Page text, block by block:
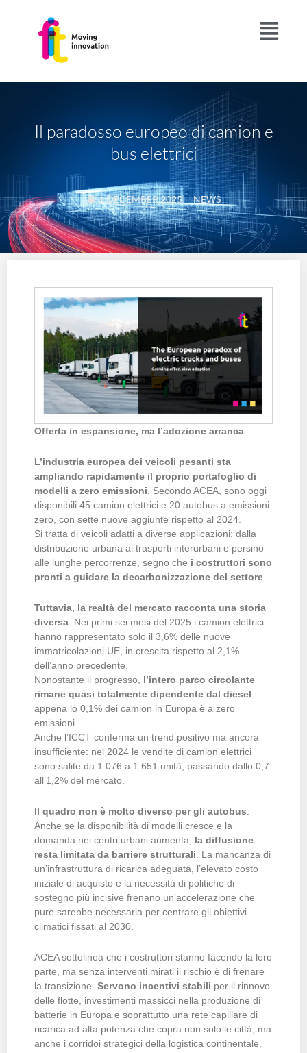
Il paradosso europeo di camion e
bus elettrici
1 DECEMBER 2025|NEWS
Offerta in espansione, ma l’adozione arranca
L’industria europea dei veicoli pesanti sta
ampliando rapidamente il proprio portafoglio di
modelli a zero emissioni . Secondo ACEA, sono oggi
disponibili 45 camion elettrici e 20 autobus a emissioni
zero, con sette nuove aggiunte rispetto al 2024.
Si tratta di veicoli adatti a diverse applicazioni: dalla
distribuzione urbana ai trasporti interurbani e persino
alle lunghe percorrenze, segno che i costruttori sono
pronti a guidare la decarbonizzazione del settore
Tuttavia, la realtà del mercato racconta una storia
diversa . Nei primi sei mesi del 2025 i camion elettrici
hanno rappresentato solo il 3,6% delle nuove
immatricolazioni UE, in crescita rispetto al 2,1%
dell’anno precedente.
Nonostante il progresso,
l’intero parco circolante
rimane quasi totalmente dipendente dal diesel :
appena lo 0,1% dei camion in Europa è a zero
emissioni.
Anche l’ICCT conferma un trend positivo ma ancora
insufficiente: nel 2024 le vendite di camion elettrici
sono salite da 1.076 a 1.651 unità, passando dallo 0,7
all’1,2% del mercato.
Il quadro non è molto diverso per gli autobus
Anche se la disponibilità di modelli cresce e la
domanda nei centri urbani aumenta,
la diffusione
resta limitata da barriere strutturali . La mancanza di
un’infrastruttura di ricarica adeguata, l’elevato costo
iniziale di acquisto e la necessità di politiche di
sostegno più incisive frenano un’accelerazione che
pure sarebbe necessaria per centrare gli obiettivi
climatici fissati al 2030.
ACEA sottolinea che i costruttori stanno facendo la loro
parte, ma senza interventi mirati il rischio è di frenare
la transizione. Servono incentivi stabili per il rinnovo
delle flotte, investimenti massicci nella produzione di
batterie in Europa e soprattutto una rete capillare di
ricarica ad alta potenza che copra non solo le città, ma
anche i corridoi strategici della logistica continentale.